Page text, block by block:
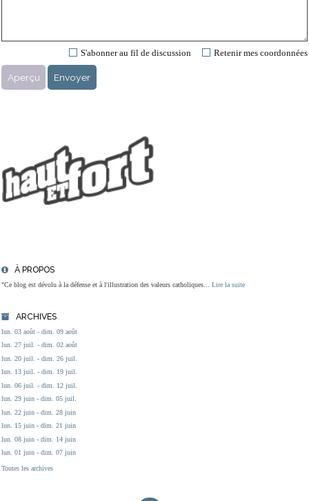
À PROPOS
"Ce blog est dévolu à la défense et à l'illustration des valeurs catholiques... Lire la suite
ARCHIVES
lun. 03 août - dim. 09 août
lun. 27 juil. - dim. 02 août
lun. 20 juil. - dim. 26 juil.
lun. 13 juil. - dim. 19 juil.
lun. 06 juil. - dim. 12 juil.
lun. 29 juin - dim. 05 juil.
lun. 22 juin - dim. 28 juin
lun. 15 juin - dim. 21 juin
lun. 08 juin - dim. 14 juin
lun. 01 juin - dim. 07 juin
Toutes les archives
Retenir mes coordonnées
S'abonner au fil de discussion